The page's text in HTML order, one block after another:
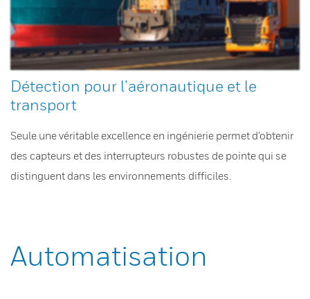
Détection pour l’aéronautique et le
transport
Seule une véritable excellence en ingénierie permet d’obtenir
des capteurs et des interrupteurs robustes de pointe qui se
distinguent dans les environnements difficiles.
Automatisation